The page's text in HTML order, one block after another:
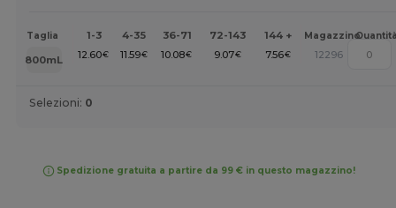
Taglia 1-3 4-35 36-71 72-143 144 + Magazzino
800mL 12.60€ 11.59€ 10.08€ 9.07€ 7.56€ 12296
Selezioni: 0
Spedizione gratuita a partire da 99 € in questo magazzino!